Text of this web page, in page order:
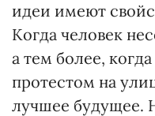
идеи имеют
Когда человек
а тем более,
протестом на
лучшее будущее.